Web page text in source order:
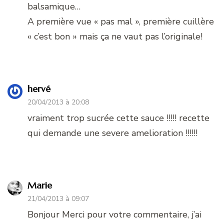
balsamique…
A première vue « pas mal », première cuillère
« c’est bon » mais ça ne vaut pas l’originale!
hervé
20/04/2013 à 20:08
vraiment trop sucrée cette sauce !!!!! recette
qui demande une severe amelioration !!!!!!
Marie
21/04/2013 à 09:07
Bonjour Merci pour votre commentaire, j’ai